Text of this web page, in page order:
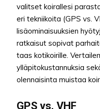
valitset koirallesi
eri tekniikoita (GPS vs.
lisäominaisuuksien
ratkaisut sopivat
taas kotikoirille.
ylläpitokustannuksia
olennaisinta muistaa
GPS vs. VHF